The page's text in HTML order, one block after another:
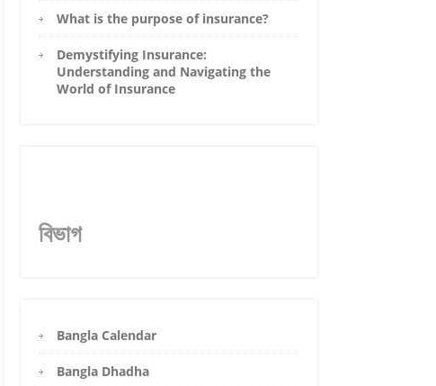
What is the purpose of insurance?
Demystifying Insurance:
Understanding and Navigating the
World of Insurance
বিভাগ
Bangla Calendar
Bangla Dhadha